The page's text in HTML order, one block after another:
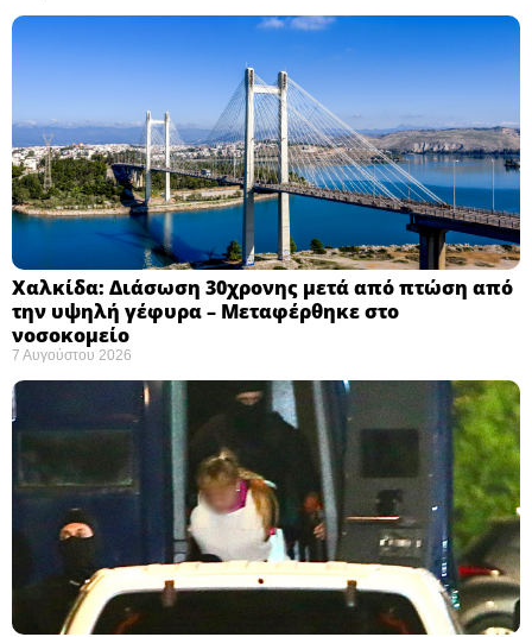
Χαλκίδα: Διάσωση 30χρονης μετά από πτώση από
την υψηλή γέφυρα – Μεταφέρθηκε στο
νοσοκομείο ​
7 Αυγούστου 2026